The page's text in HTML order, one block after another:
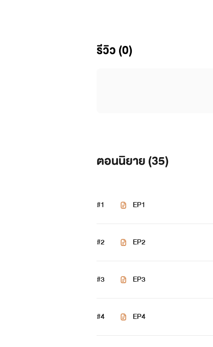
เลโอ : หนึ่งในสมาชิก
ครอบครัว: พ่อแม่ พี่ชาย
รีวิว (0)
ตอนนิยาย (35)
#1 EP1
#2 EP2
#3 EP3
#4 EP4